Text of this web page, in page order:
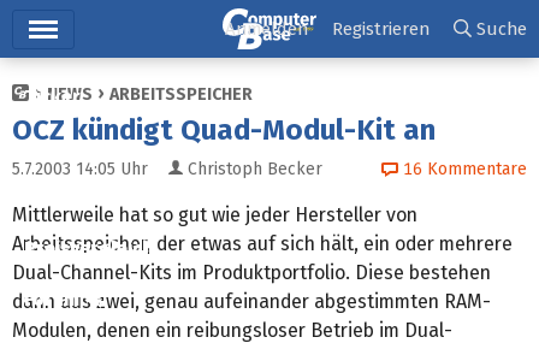
Ticker
Tests
Preisvergleich
Forum
Anmelden Registrieren Suche
NEWS ARBEITSSPEICHER
OCZ kündigt Quad-Modul-Kit an
5.7.2003 14:05 Uhr Christoph Becker 16 Kommentare
Mittlerweile hat so gut wie jeder Hersteller von
Arbeitsspeicher, der etwas auf sich hält, ein oder mehrere
Dual-Channel-Kits im Produktportfolio. Diese bestehen
dann aus zwei, genau aufeinander abgestimmten RAM-
Modulen, denen ein reibungsloser Betrieb im Dual-